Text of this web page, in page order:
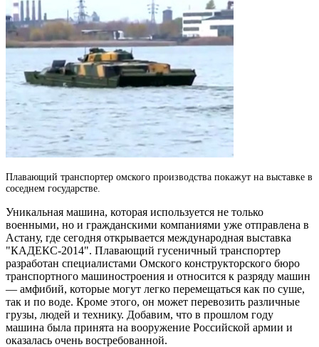
Плавающий транспортер омского производства покажут на выставке в
соседнем государстве.
Уникальная машина, которая используется не только
военными, но и гражданскими компаниями уже отправлена в
Астану, где сегодня открывается международная выставка
"КАДЕКС-2014". Плавающий гусеничный транспортер
разработан специалистами Омского конструкторского бюро
транспортного машиностроения и относится к разряду машин
— амфибий, которые могут легко перемещаться как по суше,
так и по воде. Кроме этого, он может перевозить различные
грузы, людей и технику. Добавим, что в прошлом году
машина была принята на вооружение Российской армии и
оказалась очень востребованной.